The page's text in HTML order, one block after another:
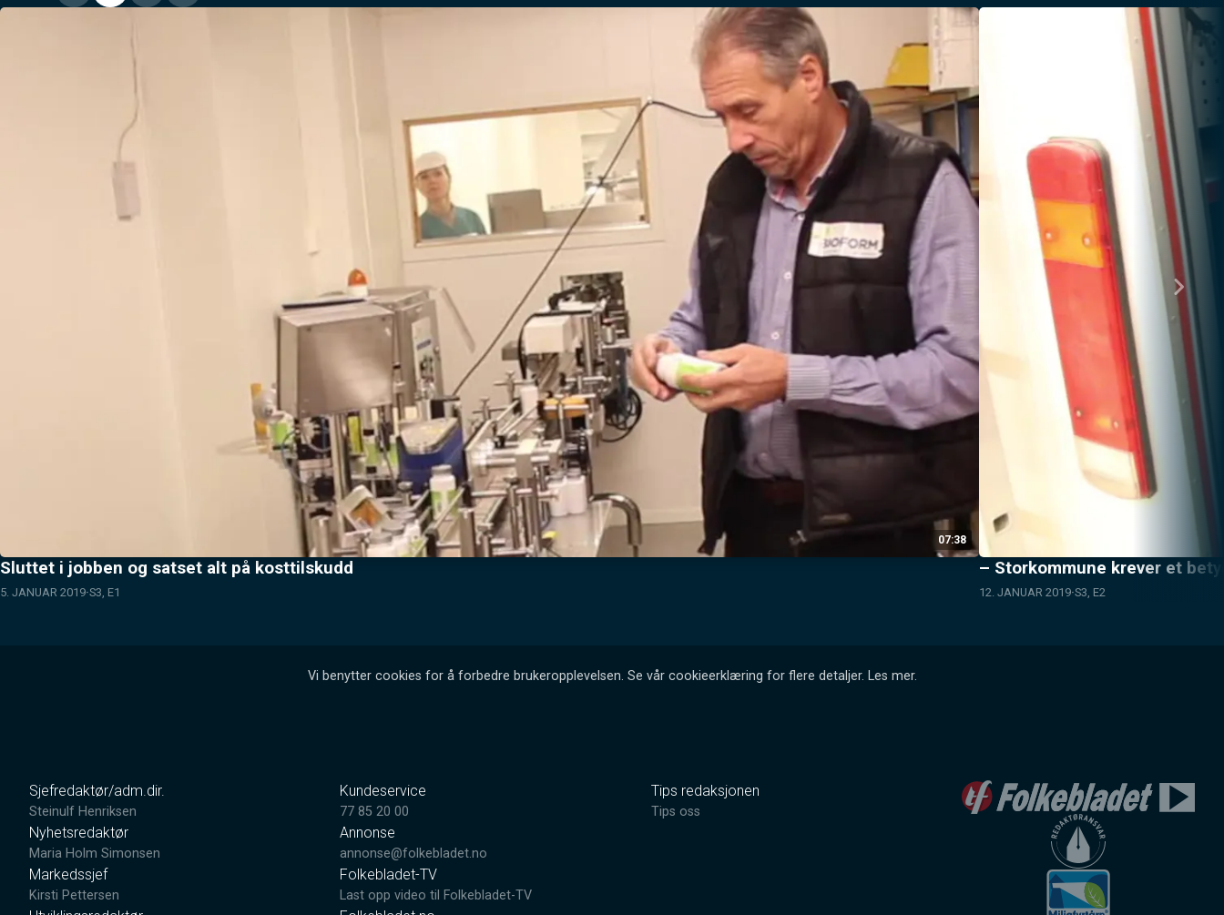
07:38
Sluttet i jobben og satset alt på kosttilskudd
5. JANUAR 2019 S3, E1
– Storkommune krever et
12. JANUAR 2019 S3, E2
Vi benytter cookies for å forbedre brukeropplevelsen. Se vår cookieerklæring for flere detaljer. Les mer.
Sjefredaktør/adm.dir.
Steinulf Henriksen
Nyhetsredaktør
Maria Holm Simonsen
Markedssjef
Kirsti Pettersen
Kundeservice
77 85 20 00
Annonse
annonse@folkebladet.no
Folkebladet-TV
Last opp video til Folkebladet-TV
Tips redaksjonen
Tips oss